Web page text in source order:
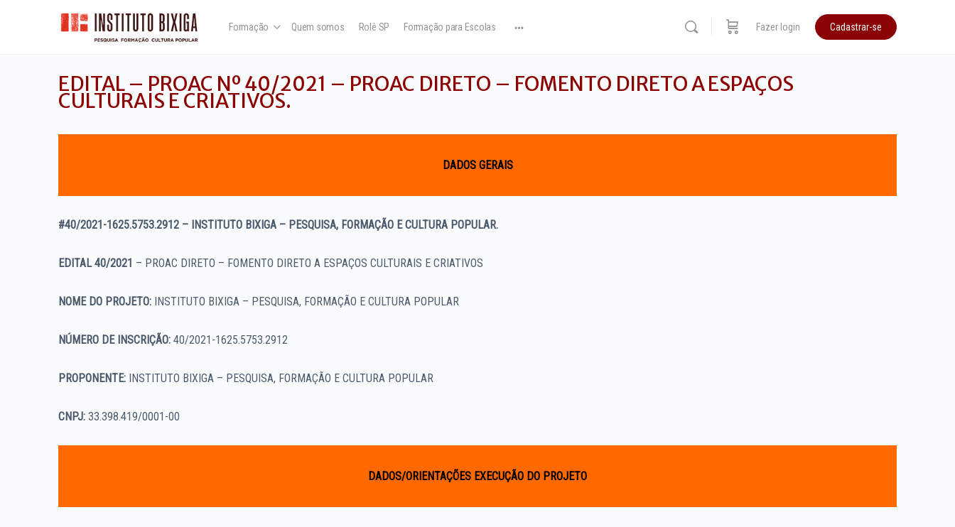
Formação Quem somos Rolê SP Formação para Escolas Fazer login Cadastrar-se
EDITAL – PROAC Nº 40/2021 – PROAC DIRETO – FOMENTO DIRETO A ESPAÇOS
CULTURAIS E CRIATIVOS.
DADOS GERAIS
#40/2021-1625.5753.2912 – INSTITUTO BIXIGA – PESQUISA, FORMAÇÃO E CULTURA POPULAR.
EDITAL 40/2021 – PROAC DIRETO – FOMENTO DIRETO A ESPAÇOS CULTURAIS E CRIATIVOS
NOME DO PROJETO: INSTITUTO BIXIGA – PESQUISA, FORMAÇÃO E CULTURA POPULAR
NÚMERO DE INSCRIÇÃO: 40/2021-1625.5753.2912
PROPONENTE: INSTITUTO BIXIGA – PESQUISA, FORMAÇÃO E CULTURA POPULAR
CNPJ: 33.398.419/0001-00
DADOS/ORIENTAÇÕES EXECUÇÃO DO PROJETO